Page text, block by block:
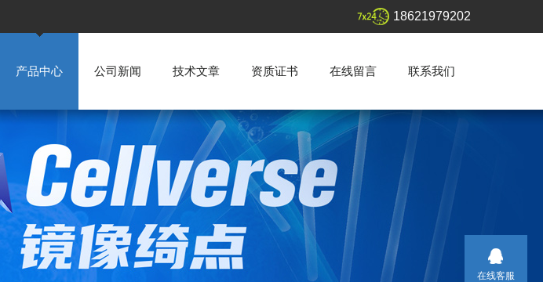
18621979202
产品中心 公司新闻 技术文章 资质证书 在线留言 联系我们
在线客服